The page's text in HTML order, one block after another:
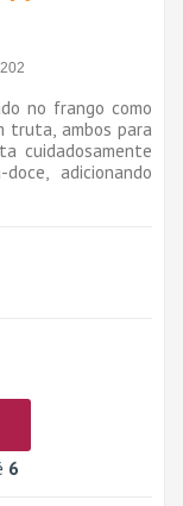
no frango como
truta, ambos para
cuidadosamente
adicionando
6